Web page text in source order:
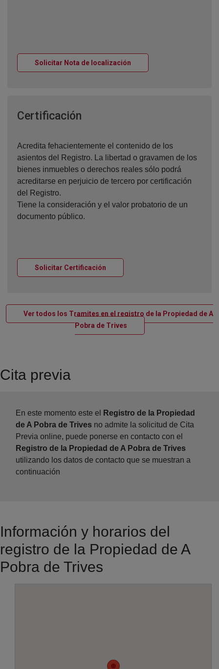
Solicitar Nota de localización
Certificación
Acredita fehacientemente el contenido de los
asientos del Registro. La libertad o gravamen de los
bienes inmuebles o derechos reales sólo podrá
acreditarse en perjuicio de tercero por certificación
del Registro.
Tiene la consideración y el valor probatorio de un
documento público.
Solicitar Certificación
Ver todos los Tramites en el registro de la Propiedad de A
Pobra de TrivesVentana nueva
Cita previa
En este momento este el
Registro de la Propiedad
de A Pobra de Trives no admite la solicitud de Cita
Previa online, puede ponerse en contacto con el
Registro de la Propiedad de A Pobra de Trives
utilizando los datos de contacto que se muestran a
continuación
Información y horarios del
registro de la Propiedad de A
Pobra de Trives